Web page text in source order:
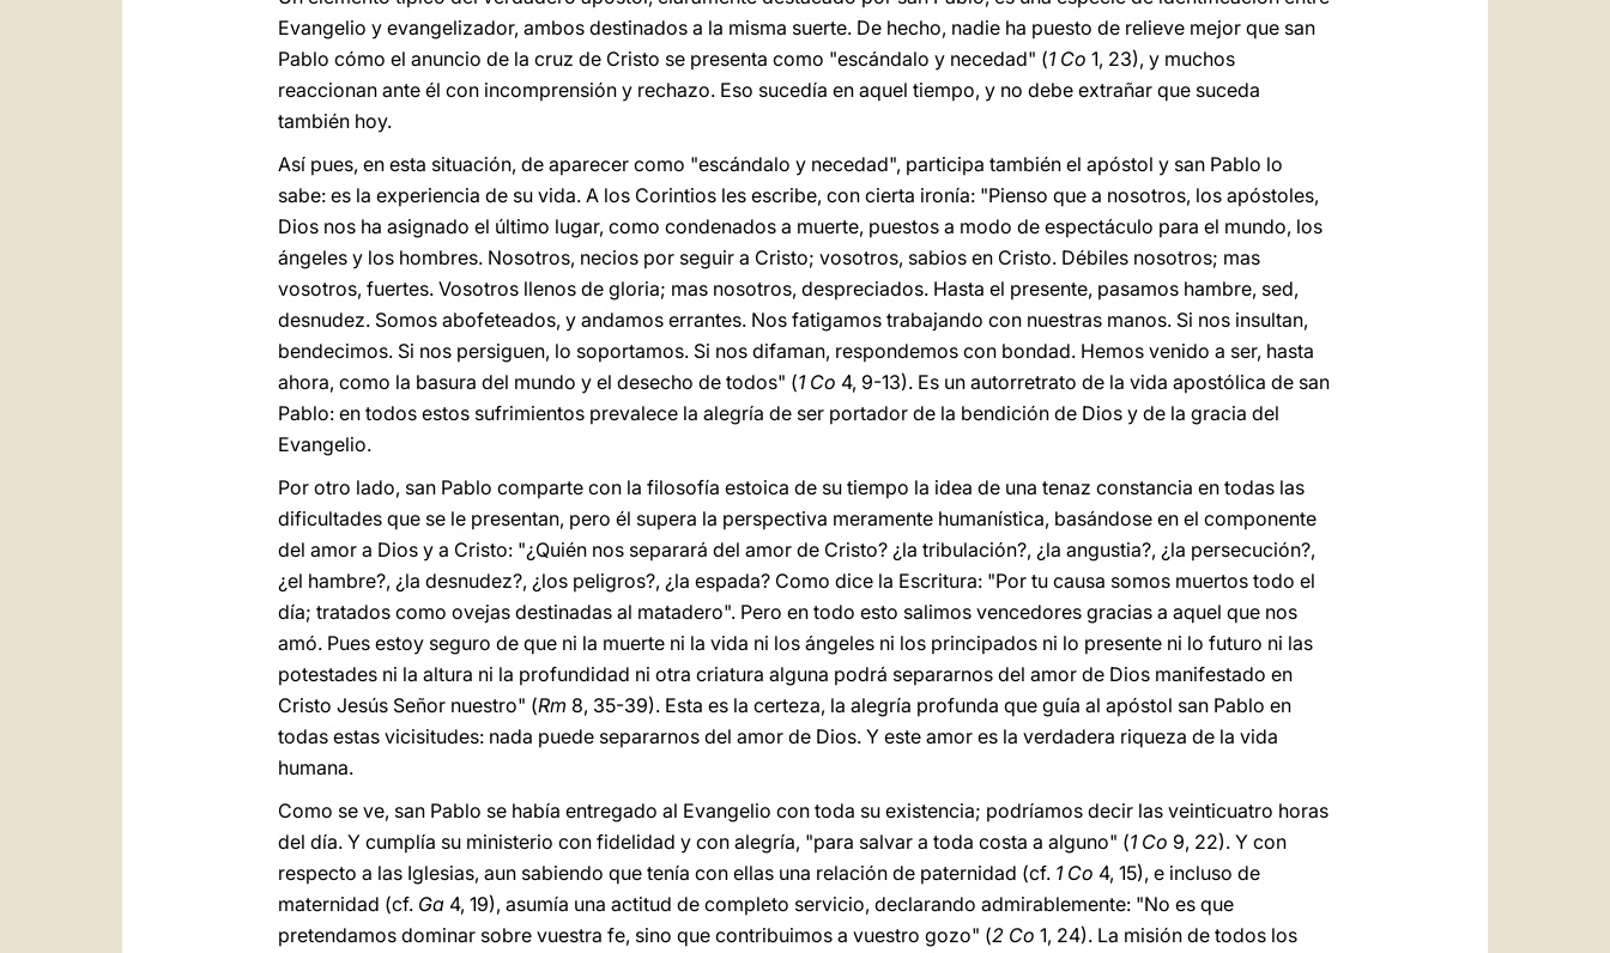
Evangelio y evangelizador, ambos destinados a la misma suerte. De hecho, nadie ha puesto de relieve mejor que san
Pablo cómo el anuncio de la cruz de Cristo se presenta como "escándalo y necedad" (1 Co 1, 23), y muchos
reaccionan ante él con incomprensión y rechazo. Eso sucedía en aquel tiempo, y no debe extrañar que suceda
también hoy.
Así pues, en esta situación, de aparecer como "escándalo y necedad", participa también el apóstol y san Pablo lo
sabe: es la experiencia de su vida. A los Corintios les escribe, con cierta ironía: "Pienso que a nosotros, los apóstoles,
Dios nos ha asignado el último lugar, como condenados a muerte, puestos a modo de espectáculo para el mundo, los
ángeles y los hombres. Nosotros, necios por seguir a Cristo; vosotros, sabios en Cristo. Débiles nosotros; mas
vosotros, fuertes. Vosotros llenos de gloria; mas nosotros, despreciados. Hasta el presente, pasamos hambre, sed,
desnudez. Somos abofeteados, y andamos errantes. Nos fatigamos trabajando con nuestras manos. Si nos insultan,
bendecimos. Si nos persiguen, lo soportamos. Si nos difaman, respondemos con bondad. Hemos venido a ser, hasta
ahora, como la basura del mundo y el desecho de todos" (1 Co 4, 9-13). Es un autorretrato de la vida apostólica de san
Pablo: en todos estos sufrimientos prevalece la alegría de ser portador de la bendición de Dios y de la gracia del
Evangelio.
Por otro lado, san Pablo comparte con la filosofía estoica de su tiempo la idea de una tenaz constancia en todas las
dificultades que se le presentan, pero él supera la perspectiva meramente humanística, basándose en el componente
del amor a Dios y a Cristo: "¿Quién nos separará del amor de Cristo? ¿la tribulación?, ¿la angustia?, ¿la persecución?,
¿el hambre?, ¿la desnudez?, ¿los peligros?, ¿la espada? Como dice la Escritura: "Por tu causa somos muertos todo el
día; tratados como ovejas destinadas al matadero". Pero en todo esto salimos vencedores gracias a aquel que nos
amó. Pues estoy seguro de que ni la muerte ni la vida ni los ángeles ni los principados ni lo presente ni lo futuro ni las
potestades ni la altura ni la profundidad ni otra criatura alguna podrá separarnos del amor de Dios manifestado en
Cristo Jesús Señor nuestro" (Rm 8, 35-39). Esta es la certeza, la alegría profunda que guía al apóstol san Pablo en
todas estas vicisitudes: nada puede separarnos del amor de Dios. Y este amor es la verdadera riqueza de la vida
humana.
Como se ve, san Pablo se había entregado al Evangelio con toda su existencia; podríamos decir las veinticuatro horas
del día. Y cumplía su ministerio con fidelidad y con alegría, "para salvar a toda costa a alguno" (1 Co 9, 22). Y con
respecto a las Iglesias, aun sabiendo que tenía con ellas una relación de paternidad (cf. 1 Co 4, 15), e incluso de
maternidad (cf. Ga 4, 19), asumía una actitud de completo servicio, declarando admirablemente: "No es que
pretendamos dominar sobre vuestra fe, sino que contribuimos a vuestro gozo" (2 Co 1, 24). La misión de todos los